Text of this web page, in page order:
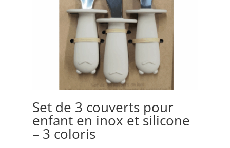
Set de 3 couverts pour
enfant en inox et silicone
– 3 coloris